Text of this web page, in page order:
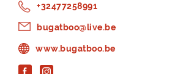
+32477258991
bugatboo@live.be
www.bugatboo.be